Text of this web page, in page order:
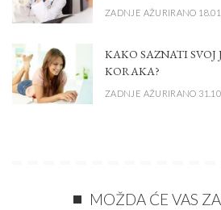
ZADNJE AŽURIRANO
KAKO SAZNATI SVOJ
KORAKA?
ZADNJE AŽURIRANO
MOŽDA ĆE VAS